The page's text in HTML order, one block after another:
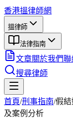
香港搵律師網
搵律師
法律指南
文章關於我們聯
搜尋律師
首頁/刑事指南/假結
及案例分析